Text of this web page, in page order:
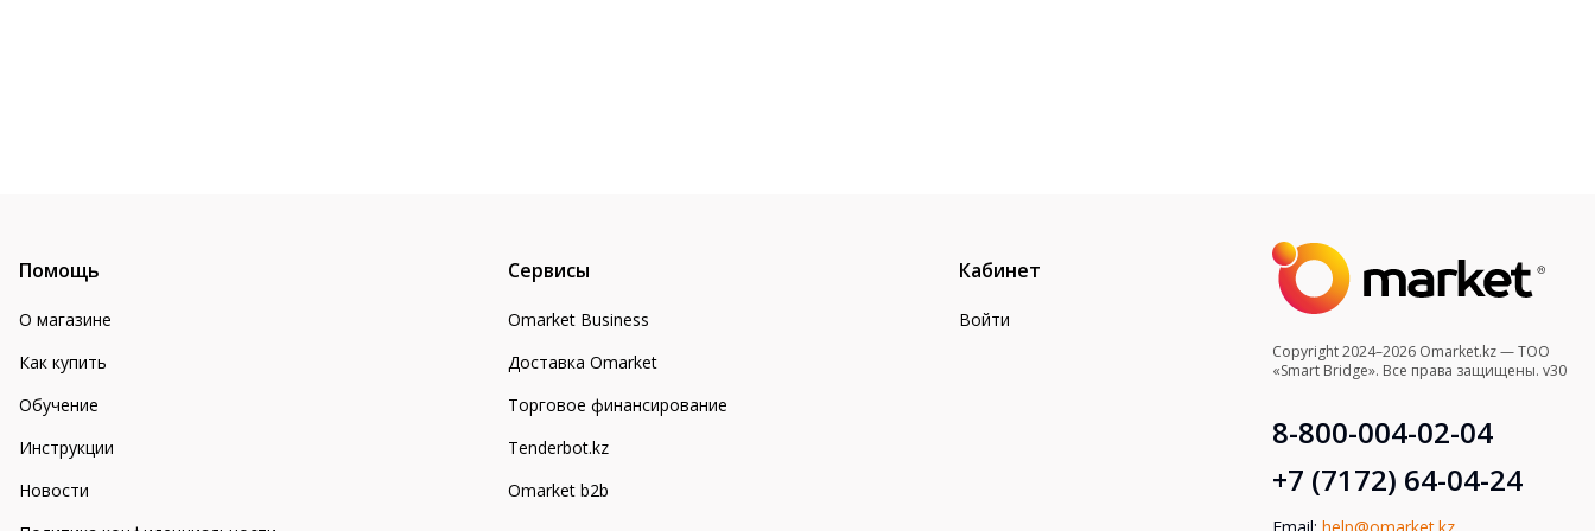
Помощь
О магазине
Как купить
Обучение
Инструкции
Новости
Сервисы
Omarket Business
Доставка Omarket
Торговое финансирование
Tenderbot.kz
Omarket b2b
Кабинет
Войти
Copyright 2024–2026 Omarket.kz — ТОО
«Smart Bridge». Все права защищены. v30
8-800-004-02-04
+7 (7172) 64-04-24